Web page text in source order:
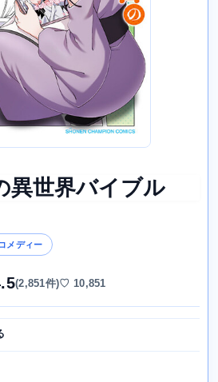
異世界バイブル
メディー
(2,851件)♡ 10,851